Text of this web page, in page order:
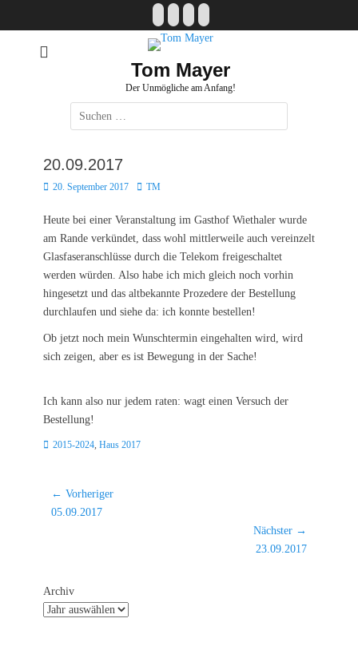
Mail
Tom Mayer
Der Unmögliche am Anfang!
Suche
nach:
20.09.2017
Posted
20. September 2017 Autor
TM
Heute bei einer Veranstaltung im Gasthof Wiethaler wurde
am Rande verkündet, dass wohl mittlerweile auch vereinzelt
Glasfaseranschlüsse durch die Telekom freigeschaltet
werden würden. Also habe ich mich gleich noch vorhin
hingesetzt und das altbekannte Prozedere der Bestellung
durchlaufen und siehe da: ich konnte bestellen!
Ob jetzt noch mein Wunschtermin eingehalten wird, wird
sich zeigen, aber es ist Bewegung in der Sache!
Ich kann also nur jedem raten: wagt einen Versuch der
Bestellung!
Kategorien
2015-2024, Haus 2017
Beitragsnavigation
← Vorheriger
Vorheriger
05.09.2017
Nächster →
23.09.2017
Archiv